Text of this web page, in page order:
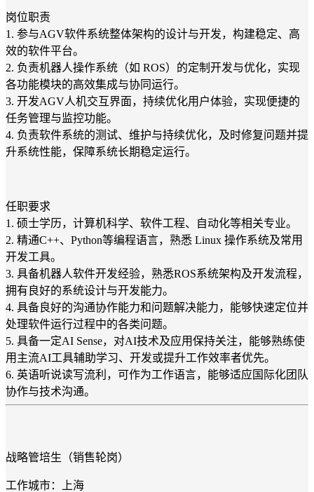
岗位职责
1. 参与AGV软件系统整体架构的设计与开发，构建稳定、高
效的软件平台。
2. 负责机器人操作系统（如 ROS）的定制开发与优化，实现
各功能模块的高效集成与协同运行。
3. 开发AGV人机交互界面，持续优化用户体验，实现便捷的
任务管理与监控功能。
4. 负责软件系统的测试、维护与持续优化，及时修复问题并提
升系统性能，保障系统长期稳定运行。
任职要求
1. 硕士学历，计算机科学、软件工程、自动化等相关专业。
2. 精通C++、Python等编程语言，熟悉 Linux 操作系统及常用
开发工具。
3. 具备机器人软件开发经验，熟悉ROS系统架构及开发流程，
拥有良好的系统设计与开发能力。
4. 具备良好的沟通协作能力和问题解决能力，能够快速定位并
处理软件运行过程中的各类问题。
5. 具备一定AI Sense，对AI技术及应用保持关注，能够熟练使
用主流AI工具辅助学习、开发或提升工作效率者优先。
6. 英语听说读写流利，可作为工作语言，能够适应国际化团队
协作与技术沟通。
战略管培生（销售轮岗）
工作城市：上海